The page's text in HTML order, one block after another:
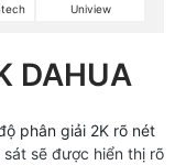
Uniview
DAHUA
phân giải 2K rõ nét
sẽ được hiển thị rõ